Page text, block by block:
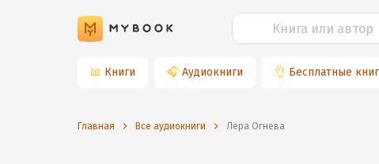
📖 Книги 🎧 Аудиокниги 👌 Бесплатные
Главная Все аудиокниги Лера Огнева